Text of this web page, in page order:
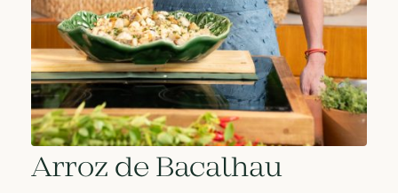
Arroz de Bacalhau